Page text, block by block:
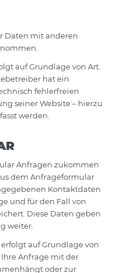
Daten mit anderen
auf Grundlage von Art.
hat ein
fehlerfreien
seiner Website – hierzu
werden.
Anfragen zukommen
dem Anfrageformular
Kontaktdaten
und für den Fall von
Diese Daten geben
weiter.
auf Grundlage von
Ihre Anfrage mit der
oder zur